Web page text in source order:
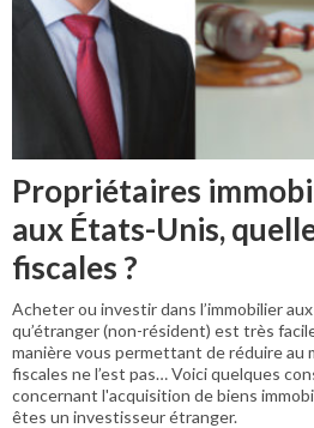
Propriétaires
aux États-Unis,
fiscales ?
Acheter ou investir dans l’immobilier
qu’étranger (non-résident) est très
manière vous permettant de réduire au
fiscales ne l’est pas… Voici quelques
concernant l'acquisition de biens
êtes un investisseur étranger.